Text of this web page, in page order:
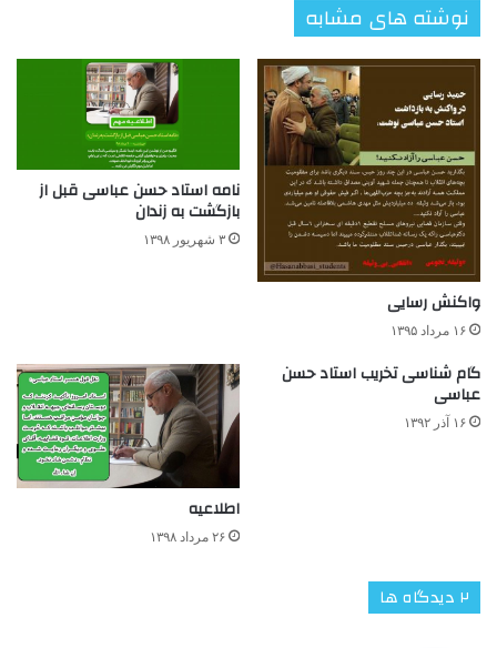
نوشته های مشابه
واکنش رسایی
۱۶ مرداد ۱۳۹۵
نامه استاد حسن عباسی قبل از
بازگشت به زندان
۳ شهریور ۱۳۹۸
گام شناسی تخریب استاد حسن
عباسی
۱۶ آذر ۱۳۹۲
اطلاعیه
۲۶ مرداد ۱۳۹۸
‫۲ دیدگاه ها